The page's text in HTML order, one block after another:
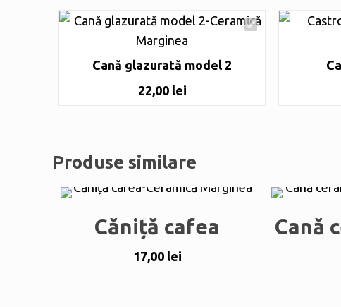
Cană glazurată model 2
22,00 lei
Produse similare
Căniță cafea
17,00 lei
Cană